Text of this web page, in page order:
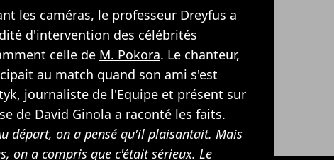
les caméras, le professeur Dreyfus a
d'intervention des célébrités
celle de M. Pokora. Le chanteur,
au match quand son ami s'est
journaliste de l'Equipe et présent sur
de David Ginola a raconté les faits.
départ, on a pensé qu'il plaisantait. Mais
on a compris que c'était sérieux. Le